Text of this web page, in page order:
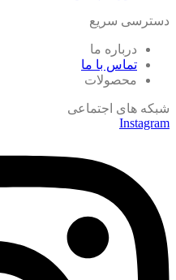
دسترسی سریع
درباره ما
تماس با ما
محصولات
شبکه های اجتماعی
Instagram